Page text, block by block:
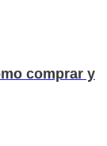
comprar y